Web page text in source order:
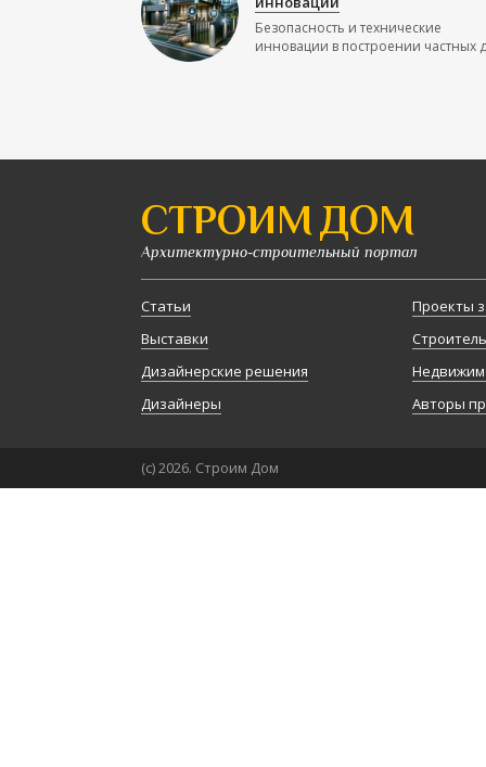
Безопасность и технические
инновации в построении частных
СТРОИМ ДОМ
Архитектурно-строительный портал
Статьи
Выставки
Дизайнерские решения
Дизайнеры
Проекты
Авторы
(с) 2026. Строим Дом